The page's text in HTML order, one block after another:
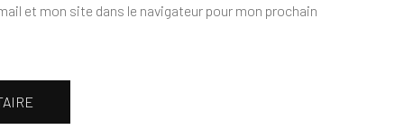
et mon site dans le navigateur pour mon prochain